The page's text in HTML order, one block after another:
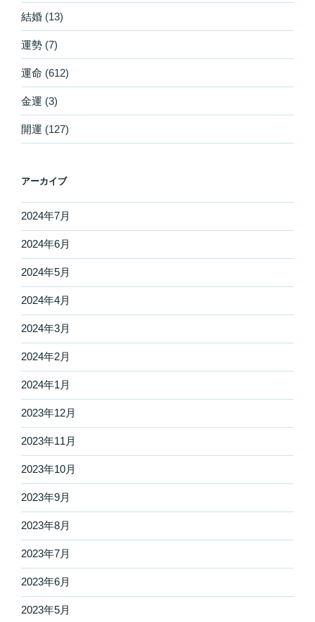
結婚 (13)
運勢 (7)
運命 (612)
金運 (3)
開運 (127)
アーカイブ
2024年7月
2024年6月
2024年5月
2024年4月
2024年3月
2024年2月
2024年1月
2023年12月
2023年11月
2023年10月
2023年9月
2023年8月
2023年7月
2023年6月
2023年5月